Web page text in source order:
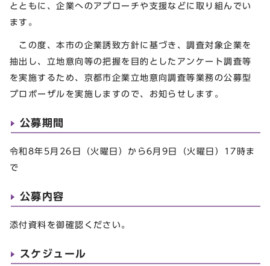
とともに、企業へのアプローチや支援などに取り組んでい
ます。
この度、本市の企業誘致方針に基づき、調査対象企業を
抽出し、立地意向等の把握を目的としたアンケート調査等
を実施するため、京都市企業立地意向調査等業務の公募型
プロポーザルを実施しますので、お知らせします。
公募期間
令和8年5月26日（火曜日）から6月9日（火曜日）17時ま
で
公募内容
添付資料を御確認ください。
スケジュール